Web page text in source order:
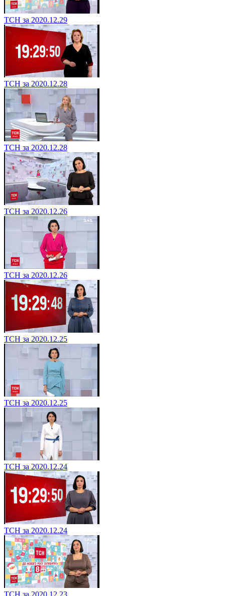
ТСН за 2020.12.29
ТСН за 2020.12.28
ТСН за 2020.12.28
ТСН за 2020.12.26
ТСН за 2020.12.26
ТСН за 2020.12.25
ТСН за 2020.12.25
ТСН за 2020.12.24
ТСН за 2020.12.24
ТСН за 2020.12.23